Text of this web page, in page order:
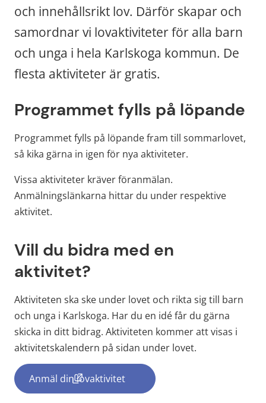
och innehållsrikt lov. Därför skapar och
samordnar vi lovaktiviteter för alla barn
och unga i hela Karlskoga kommun. De
flesta aktiviteter är gratis.
Programmet fylls på löpande
Programmet fylls på löpande fram till sommarlovet,
så kika gärna in igen för nya aktiviteter.
Vissa aktiviteter kräver föranmälan.
Anmälningslänkarna hittar du under respektive
aktivitet.
Vill du bidra med en
aktivitet?
Aktiviteten ska ske under lovet och rikta sig till barn
och unga i Karlskoga. Har du en idé får du gärna
skicka in ditt bidrag. Aktiviteten kommer att visas i
aktivitetskalendern på sidan under lovet.
Anmäl din lovaktivitet(länk till annan webbplats, öppnas i nytt